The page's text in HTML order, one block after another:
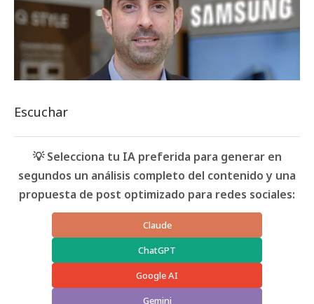
Escuchar
💡 Selecciona tu IA preferida para generar en
segundos un análisis completo del contenido y una
propuesta de post optimizado para redes sociales:
Claude
ChatGPT
Google AI
Gemini